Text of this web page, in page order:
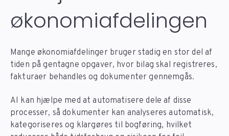
økonomiafdelingen
Mange økonomiafdelinger bruger stadig en stor del af
tiden på gentagne opgaver, hvor bilag skal registreres,
fakturaer behandles og dokumenter gennemgås.
AI kan hjælpe med at automatisere dele af disse
processer, så dokumenter kan analyseres automatisk,
kategoriseres og klargøres til bogføring, hvilket